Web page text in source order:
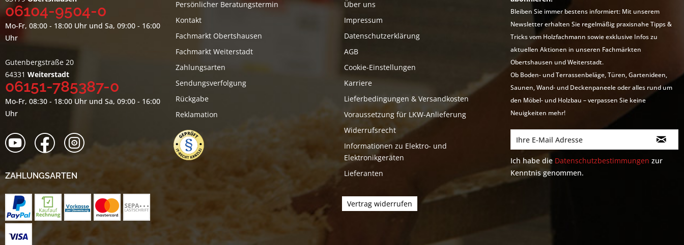
06104-9504-0
Mo-Fr, 08:00 - 18:00 Uhr und Sa, 09:00 - 16:00
Uhr
Gutenbergstraße 20
64331 Weiterstadt
06151-785387-0
Mo-Fr, 08:30 - 18:00 Uhr und Sa, 09:00 - 16:00
Uhr
ZAHLUNGSARTEN
Persönlicher Beratungstermin
Kontakt
Fachmarkt Obertshausen
Fachmarkt Weiterstadt
Zahlungsarten
Sendungsverfolgung
Rückgabe
Reklamation
Über uns
Impressum
Datenschutzerklärung
AGB
Cookie-Einstellungen
Karriere
Lieferbedingungen & Versandkosten
Voraussetzung für LKW-Anlieferung
Widerrufsrecht
Informationen zu Elektro- und
Elektronikgeräten
Lieferanten
Vertrag widerrufen
Bleiben Sie immer bestens informiert: Mit unserem
Newsletter erhalten Sie regelmäßig praxisnahe Tipps &
Tricks vom Holzfachmann sowie exklusive Infos zu
aktuellen Aktionen in unseren Fachmärkten
Obertshausen und Weiterstadt.
Ob Boden- und Terrassenbeläge, Türen, Gartenideen,
Saunen, Wand- und Deckenpaneele oder alles rund um
den Möbel- und Holzbau – verpassen Sie keine
Neuigkeiten mehr!
Ich habe die Datenschutzbestimmungen zur
Kenntnis genommen.